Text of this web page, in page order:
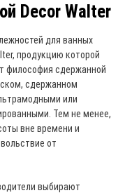
Decor Walter
для ванных
продукцию которой
философия сдержанной
сдержанном
или
Тем не менее,
вне времени и
от
выбирают